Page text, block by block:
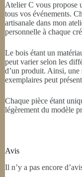
Atelier C vous propose
tous vos événements.
artisanale dans mon
personnelle à chaque
Le bois étant un
peut varier selon les
d’un produit. Ainsi, une
exemplaires peut
Chaque pièce étant
légèrement du modèle
Avis
Il n’y a pas encore